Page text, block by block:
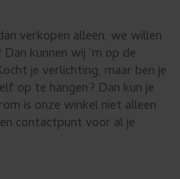
verkopen alleen, we willen
kunnen wij ‘m op de
je verlichting, maar ben je
op te hangen? Dan kun je
is onze winkel niet alleen
contactpunt voor al je